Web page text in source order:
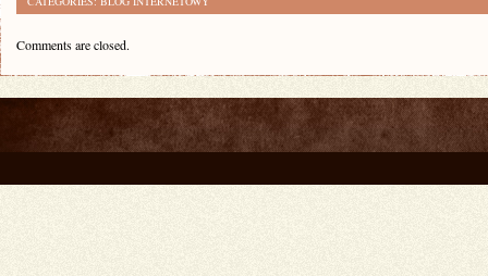
Comments are closed.